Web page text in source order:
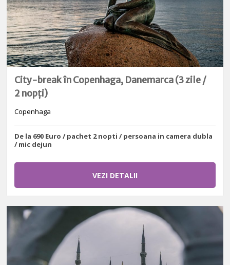
City-break în Copenhaga, Danemarca (3 zile /
2 nopți)
Copenhaga
De la 690 Euro / pachet 2 nopti / persoana in camera dubla
/ mic dejun
VEZI DETALII